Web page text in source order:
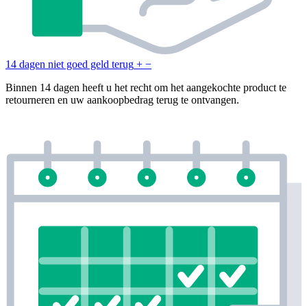
14 dagen niet goed geld terug + −
Binnen 14 dagen heeft u het recht om het aangekochte product te
retourneren en uw aankoopbedrag terug te ontvangen.